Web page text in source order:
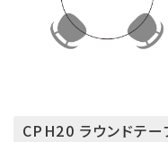
CPH20 ラウンドテー